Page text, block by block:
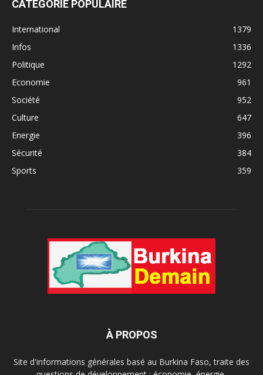
CATÉGORIE POPULAIRE
International
1379
Infos
1336
Politique
1292
Economie
961
Société
952
Culture
647
Energie
396
Sécurité
384
Sports
359
À PROPOS
Site d'informations générales basé au Burkina Faso, traite des